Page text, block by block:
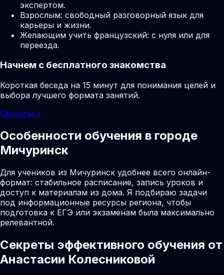
экспертом.
Взрослым: свободный разговорный язык для
карьеры и жизни.
Желающим учить французский: с нуля или для
переезда.
Начнем с бесплатного знакомства
Короткая беседа на 15 минут для понимания целей и
выбора лучшего формата занятий.
Связаться
Особенности обучения в городе
Мичуринск
Для учеников из Мичуринск удобнее всего онлайн-
формат: стабильное расписание, запись уроков и
доступ к материалам из дома. Я подбираю задачи
под информационные ресурсы региона, чтобы
подготовка к ЕГЭ или экзаменам была максимально
релевантной.
Секреты эффективного обучения от
Анастасии Колесниковой